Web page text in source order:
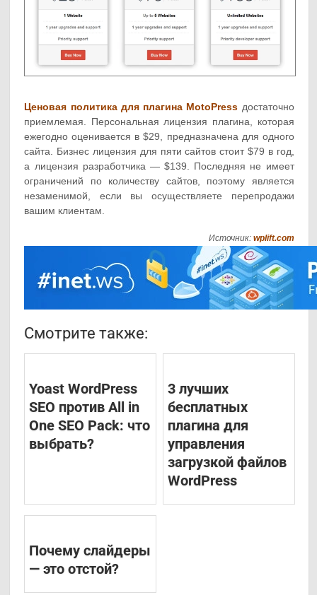
Ценовая политика для плагина MotoPress достаточно
приемлемая. Персональная лицензия плагина, которая
ежегодно оценивается в $29, предназначена для одного
сайта. Бизнес лицензия для пяти сайтов стоит $79 в год,
а лицензия разработчика — $139. Последняя не имеет
ограничений по количеству сайтов, поэтому является
незаменимой, если вы осуществляете перепродажи
вашим клиентам.
Источник: wplift.com
Смотрите также:
Yoast WordPress
SEO против All in
One SEO Pack: что
выбрать?
3 лучших
бесплатных
плагина для
управления
загрузкой файлов
WordPress
Почему слайдеры
— это отстой?